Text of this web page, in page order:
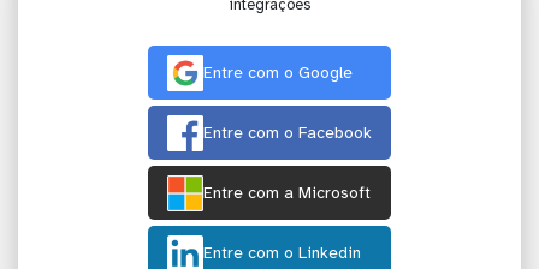
integrações
Entre com o Google
Entre com o Facebook
Entre com a Microsoft
Entre com o Linkedin